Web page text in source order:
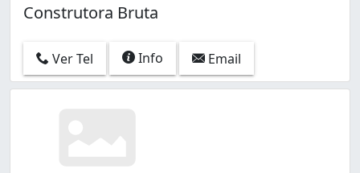
Construtora Bruta
Ver Tel Info Email